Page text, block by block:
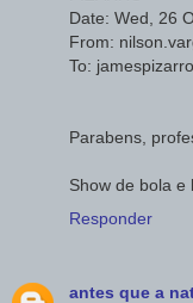
Date: Wed, 26
From:
To:
Parabens,
Show de bola e
Responder
antes que a